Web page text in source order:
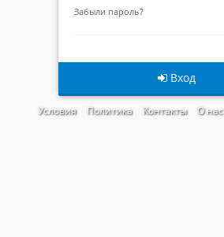
Забыли пароль?
Вход
Условия Политика Контакты О нас